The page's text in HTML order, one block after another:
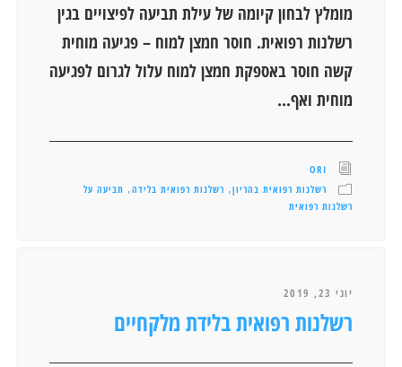
מומלץ לבחון קיומה של עילת תביעה לפיצויים בגין
רשלנות רפואית. חוסר חמצן למוח – פגיעה מוחית
קשה חוסר באספקת חמצן למוח עלול לגרום לפגיעה
מוחית ואף...
ORI
רשלנות רפואית בהריון, רשלנות רפואית בלידה, תביעה על
רשלנות רפואית
יוני 23, 2019
רשלנות רפואית בלידת מלקחיים